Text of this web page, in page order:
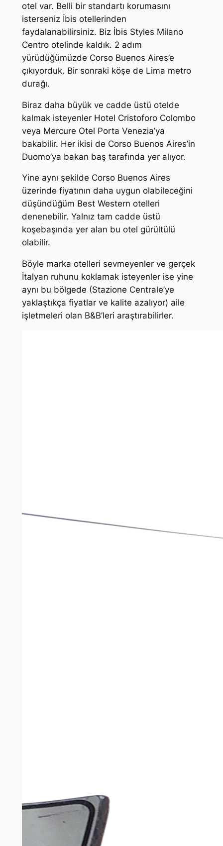
otel var. Belli bir standartı korumasını
isterseniz İbis otellerinden
faydalanabilirsiniz. Biz İbis Styles Milano
Centro otelinde kaldık. 2 adım
yürüdüğümüzde Corso Buenos Aires’e
çıkıyorduk. Bir sonraki köşe de Lima metro
durağı.
Biraz daha büyük ve cadde üstü otelde
kalmak isteyenler Hotel Cristoforo Colombo
veya Mercure Otel Porta Venezia’ya
bakabilir. Her ikisi de Corso Buenos Aires’in
Duomo’ya bakan baş tarafında yer alıyor.
Yine aynı şekilde Corso Buenos Aires
üzerinde fiyatının daha uygun olabileceğini
düşündüğüm Best Western otelleri
denenebilir. Yalnız tam cadde üstü
koşebaşında yer alan bu otel gürültülü
olabilir.
Böyle marka otelleri sevmeyenler ve gerçek
İtalyan ruhunu koklamak isteyenler ise yine
aynı bu bölgede (Stazione Centrale’ye
yaklaştıkça fiyatlar ve kalite azalıyor) aile
işletmeleri olan B&B’leri araştırabilirler.